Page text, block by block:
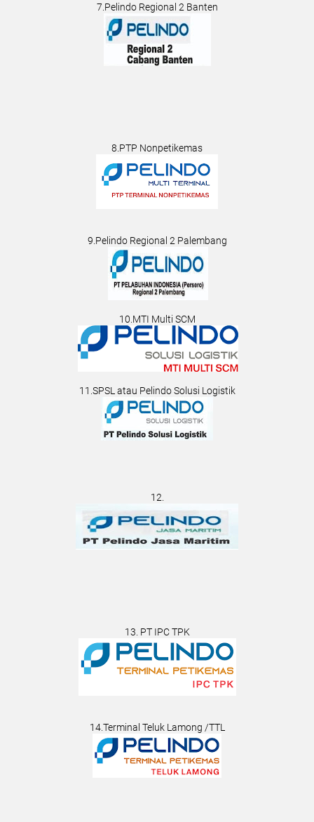
7.Pelindo Regional 2 Banten
8.PTP Nonpetikemas
9.Pelindo Regional 2 Palembang
10.MTI Multi SCM
11.SPSL atau Pelindo Solusi Logistik
12.
13. PT IPC TPK
14.Terminal Teluk Lamong /TTL